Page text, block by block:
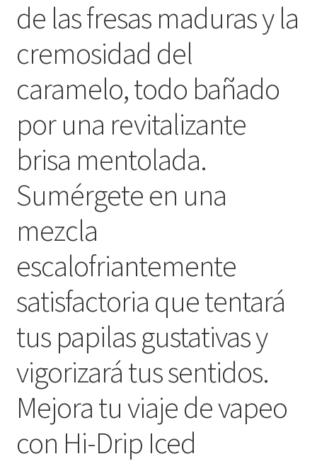
de las fresas maduras y la
cremosidad del
caramelo, todo bañado
por una revitalizante
brisa mentolada.
Sumérgete en una
mezcla
escalofriantemente
satisfactoria que tentará
tus papilas gustativas y
vigorizará tus sentidos.
Mejora tu viaje de vapeo
con Hi-Drip Iced